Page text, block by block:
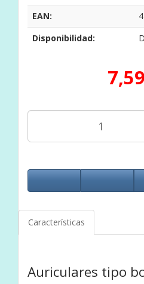
EAN:
Disponibilidad:
Características
Auriculares tipo